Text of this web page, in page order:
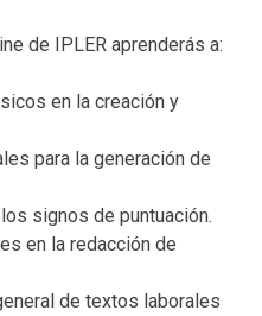
de IPLER aprenderás a:
en la creación y
para la generación de
signos de puntuación.
en la redacción de
de textos laborales